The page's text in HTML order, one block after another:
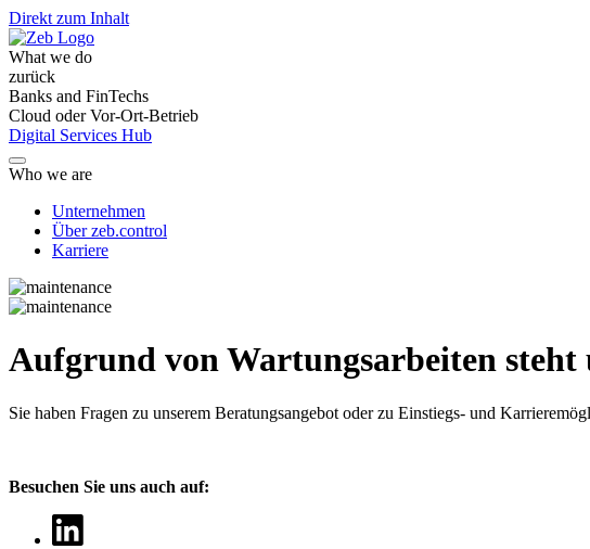
Direkt zum Inhalt
What we do
zurück
Banks and FinTechs
Cloud oder Vor-Ort-Betrieb
Digital Services Hub
Who we are
Unternehmen
Über zeb.control
Karriere
Aufgrund von Wartungsarbeiten steht
Sie haben Fragen zu unserem Beratungsangebot oder zu Einstiegs- und
Besuchen Sie uns auch auf: